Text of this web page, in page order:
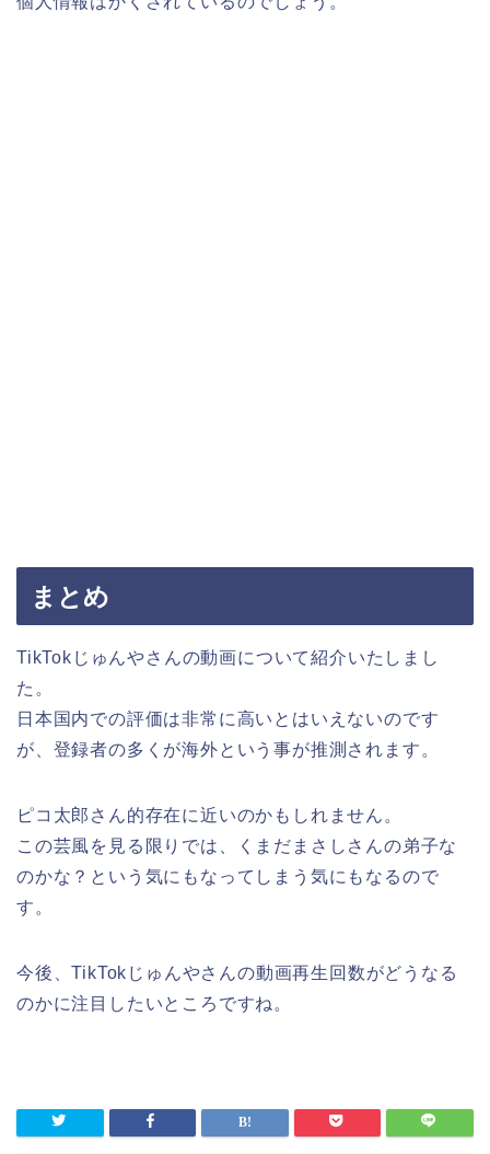
まとめ
TikTokじゅんやさんの動画について紹介いたしまし
た。
日本国内での評価は非常に高いとはいえないのです
が、登録者の多くが海外という事が推測されます。
ピコ太郎さん的存在に近いのかもしれません。
この芸風を見る限りでは、くまだまさしさんの弟子な
のかな？という気にもなってしまう気にもなるので
す。
今後、TikTokじゅんやさんの動画再生回数がどうなる
のかに注目したいところですね。